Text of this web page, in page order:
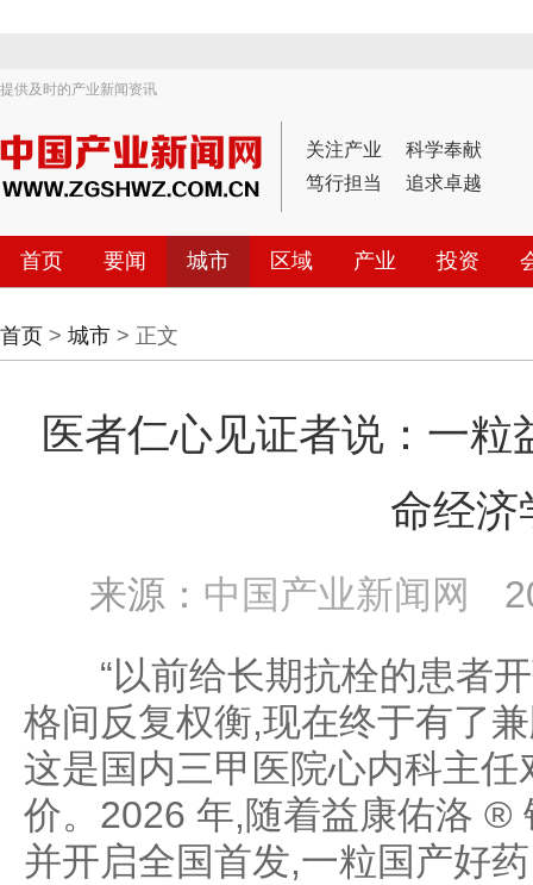
提供及时的产业新闻资讯
关注产业
科学奉献
笃行担当
追求卓越
首页 要闻 城市 区域 产业 投资
首页 > 城市 > 正文
医者仁心见证者说：一
命经济
来源： 中国产业新闻网
“以前给长期抗栓的患者开
格间反复权衡,现在终于有了
这是国内三甲医院心内科主
价。2026 年,随着益康佑洛 ®
并开启全国首发,一粒国产好